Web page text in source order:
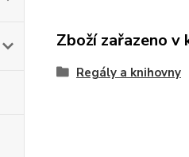
Zboží zařazeno v
Regály a knihovny